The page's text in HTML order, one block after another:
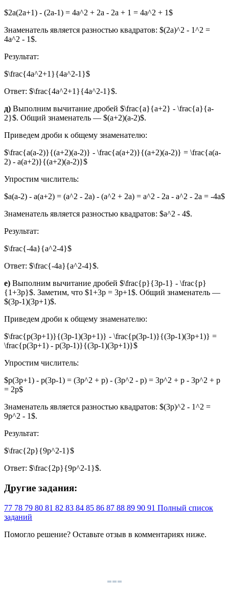
$2a(2a+1) - (2a-1) = 4a^2 + 2a - 2a + 1 = 4a^2 + 1$
Знаменатель является разностью квадратов: $(2a)^2 - 1^2 =
4a^2 - 1$.
Результат:
$\frac{4a^2+1}{4a^2-1}$
Ответ: $\frac{4a^2+1}{4a^2-1}$.
д) Выполним вычитание дробей $\frac{a}{a+2} - \frac{a}{a-
2}$. Общий знаменатель — $(a+2)(a-2)$.
Приведем дроби к общему знаменателю:
$\frac{a(a-2)}{(a+2)(a-2)} - \frac{a(a+2)}{(a+2)(a-2)} = \frac{a(a-
2) - a(a+2)}{(a+2)(a-2)}$
Упростим числитель:
$a(a-2) - a(a+2) = (a^2 - 2a) - (a^2 + 2a) = a^2 - 2a - a^2 - 2a = -4a$
Знаменатель является разностью квадратов: $a^2 - 4$.
Результат:
$\frac{-4a}{a^2-4}$
Ответ: $\frac{-4a}{a^2-4}$.
е) Выполним вычитание дробей $\frac{p}{3p-1} - \frac{p}
{1+3p}$. Заметим, что $1+3p = 3p+1$. Общий знаменатель —
$(3p-1)(3p+1)$.
Приведем дроби к общему знаменателю:
$\frac{p(3p+1)}{(3p-1)(3p+1)} - \frac{p(3p-1)}{(3p-1)(3p+1)} =
\frac{p(3p+1) - p(3p-1)}{(3p-1)(3p+1)}$
Упростим числитель:
$p(3p+1) - p(3p-1) = (3p^2 + p) - (3p^2 - p) = 3p^2 + p - 3p^2 + p
= 2p$
Знаменатель является разностью квадратов: $(3p)^2 - 1^2 =
9p^2 - 1$.
Результат:
$\frac{2p}{9p^2-1}$
Ответ: $\frac{2p}{9p^2-1}$.
Другие задания:
77 78 79 80 81 82 83 84 85 86 87 88 89 90 91 Полный список
заданий
Помогло решение? Оставьте отзыв в комментариях ниже.